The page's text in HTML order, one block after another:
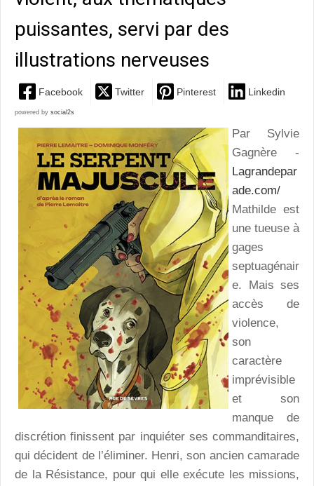
puissantes, servi par des
illustrations nerveuses
Facebook Twitter Pinterest Linkedin
powered by social2s
Par Sylvie
Gagnère -
Lagrandepar
ade.com/
Mathilde est
une tueuse à
gages
septuagénair
e. Mais ses
accès de
violence,
son
caractère
imprévisible
et son
manque de
discrétion finissent par inquiéter ses commanditaires,
qui décident de l’éliminer. Henri, son ancien camarade
de la Résistance, pour qui elle exécute les missions,